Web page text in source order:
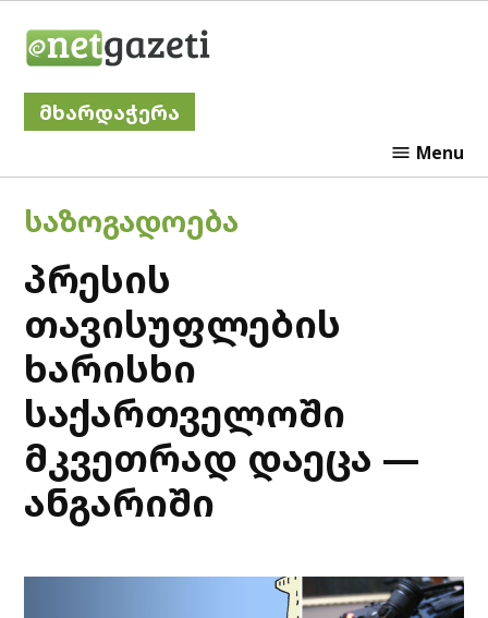
მხარდაჭერა
Menu
POSTED
IN
ᲡᲐᲖᲝᲒᲐᲓᲝᲔᲑᲐ
პრესის
თავისუფლების
ხარისხი
საქართველოში
მკვეთრად დაეცა —
ანგარიში